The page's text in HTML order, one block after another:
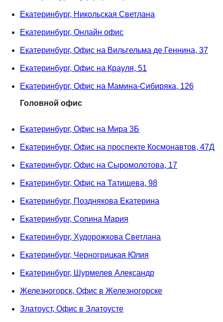
Екатеринбург, Никольская Светлана
Екатеринбург, Онлайн офис
Екатеринбург, Офис на Вильгельма де Геннина, 37
Екатеринбург, Офис на Крауля, 51
Екатеринбург, Офис на Мамина-Сибиряка, 126
Головной офис
Екатеринбург, Офис на Мира 3Б
Екатеринбург, Офис на проспекте Космонавтов, 47Д
Екатеринбург, Офис на Сыромолотова, 17
Екатеринбург, Офис на Татищева, 98
Екатеринбург, Позднякова Екатерина
Екатеринбург, Сопина Мария
Екатеринбург, Худорожкова Светлана
Екатеринбург, Черногрицкая Юлия
Екатеринбург, Шурмелев Александр
Железногорск, Офис в Железногорске
Златоуст, Офис в Златоусте